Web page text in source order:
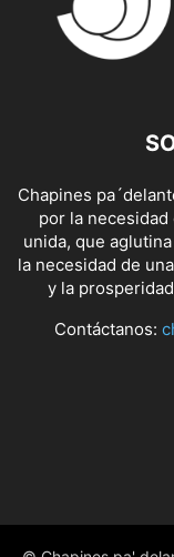
Chapines
por la
unida, que
la necesidad de
y la
Contáctanos: